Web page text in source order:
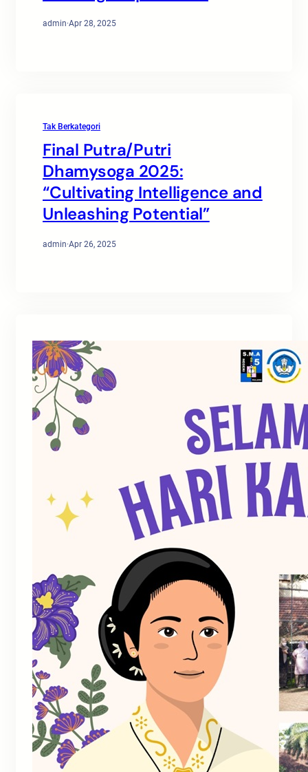
admin·Apr 28, 2025
Tak Berkategori
Final Putra/Putri
Dhamysoga 2025:
“Cultivating Intelligence and
Unleashing Potential”
admin·Apr 26, 2025